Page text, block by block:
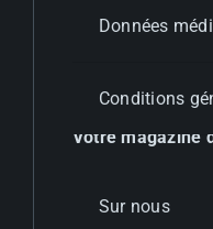
Données
Conditions
Votre magazine
Sur nous